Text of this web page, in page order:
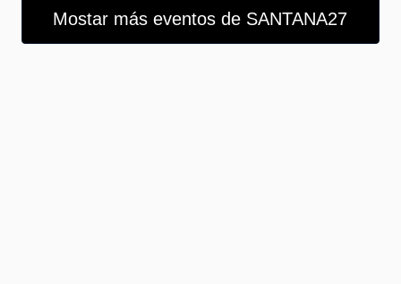
Mostar más eventos de SANTANA27